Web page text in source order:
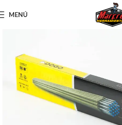
MENÚ